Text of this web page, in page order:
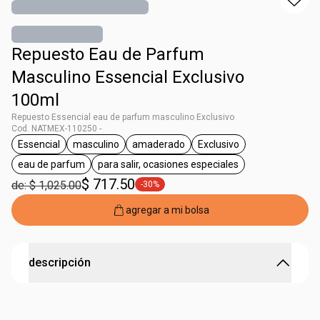
Repuesto Eau de Parfum
Masculino Essencial Exclusivo
100ml
Repuesto Essencial eau de parfum masculino Exclusivo
Cod. NATMEX-110250 -
etiqueta Essencial
Essencial
etiqueta masculino
masculino
etiqueta amaderado
amaderado
etiqueta Exclusivo
Exclusivo
etiqueta eau de parfum
eau de parfum
etiqueta para salir, ocasiones
para salir, ocasiones especiales
de: $ 1,025.00$ 717.50 etiqueta -30%
-30%
agregar a mi bolsa
descripción